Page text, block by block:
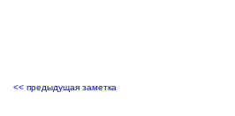
<< предыдущая заметка